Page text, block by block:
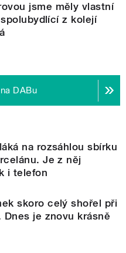
jsme měly vlastní
z kolejí
DABu
na rozsáhlou sbírku
Je z něj
i telefon
skoro celý shořel při
Dnes je znovu krásně